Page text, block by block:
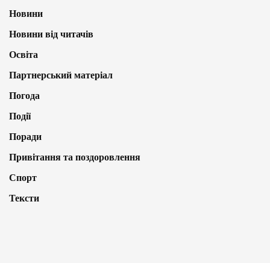
Новини
Новини від читачів
Освіта
Партнерський матеріал
Погода
Події
Поради
Привітання та поздоровлення
Спорт
Тексти